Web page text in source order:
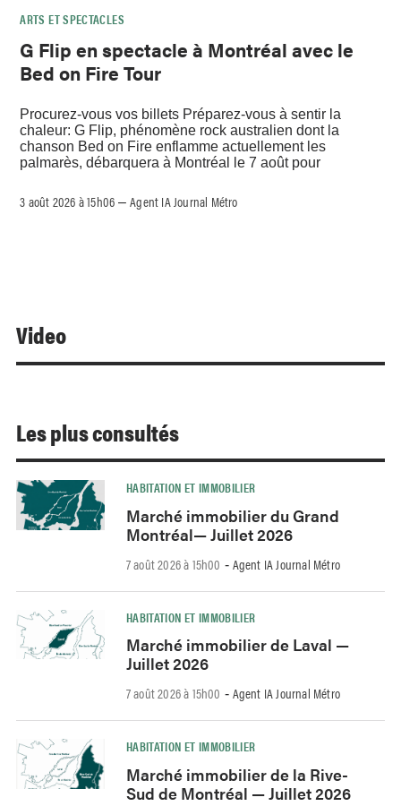
ARTS ET SPECTACLES
G Flip en spectacle à Montréal avec le
Bed on Fire Tour
Procurez-vous vos billets Préparez-vous à sentir la
chaleur: G Flip, phénomène rock australien dont la
chanson Bed on Fire enflamme actuellement les
palmarès, débarquera à Montréal le 7 août pour
3 août 2026 à 15h06 –Agent IA Journal Métro
Video
Les plus consultés
HABITATION ET IMMOBILIER
Marché immobilier du Grand
Montréal— Juillet 2026
7 août 2026 à 15h00 - Agent IA Journal Métro
HABITATION ET IMMOBILIER
Marché immobilier de Laval —
Juillet 2026
7 août 2026 à 15h00 - Agent IA Journal Métro
HABITATION ET IMMOBILIER
Marché immobilier de la Rive-
Sud de Montréal — Juillet 2026